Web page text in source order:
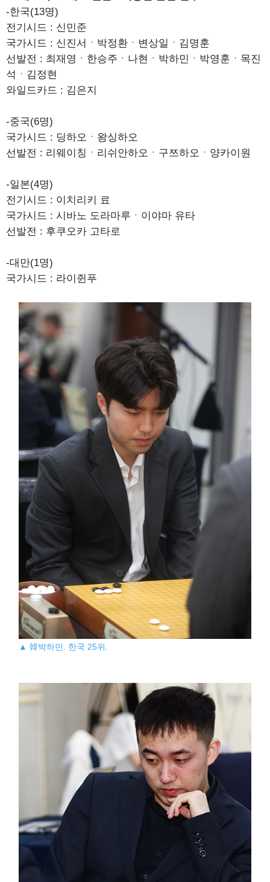
-한국(13명)
전기시드 : 신민준
국가시드 : 신진서ㆍ박정환ㆍ변상일ㆍ김명훈
선발전 : 최재영ㆍ한승주ㆍ나현ㆍ박하민ㆍ박영훈ㆍ목진
석ㆍ김정현
와일드카드 : 김은지
-중국(6명)
국가시드 : 딩하오ㆍ왕싱하오
선발전 : 리웨이칭ㆍ리쉬안하오ㆍ구쯔하오ㆍ양카이원
-일본(4명)
전기시드 : 이치리키 료
국가시드 : 시바노 도라마루ㆍ이야마 유타
선발전 : 후쿠오카 고타로
-대만(1명)
국가시드 : 라이쥔푸
▲ 韓박하민. 한국 25위.